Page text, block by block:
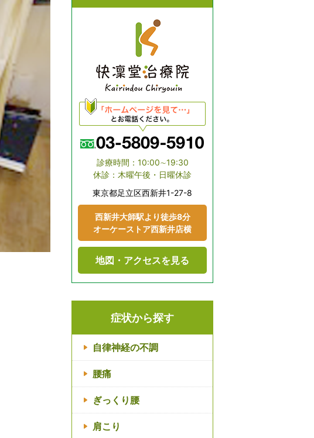
診療時間：10:00∼19:30
休診：木曜午後・日曜休診
東京都⾜⽴区⻄新井1-27-8
⻄新井大師駅より徒歩8分
オーケーストア⻄新井店横
地図・アクセスを見る
症状から探す
自律神経の不調
腰痛
ぎっくり腰
肩こり